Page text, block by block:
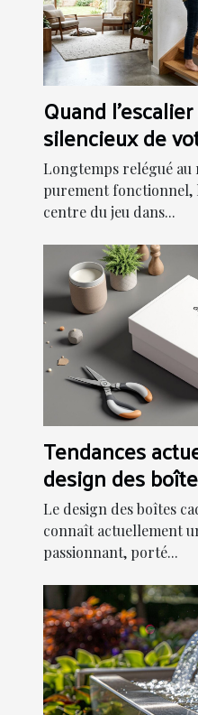
Quand
silencieux de
Longtemps relégué au
purement fonctionnel,
centre du jeu dans...
Tendances
design des
personnalisées
Le design des boîtes
connaît actuellement
passionnant, porté...